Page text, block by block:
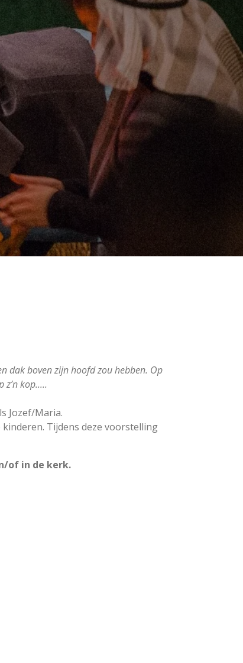
dak boven zijn hoofd zou hebben. Op
kop.....
Jozef/Maria.
Tijdens deze voorstelling
of in de kerk.